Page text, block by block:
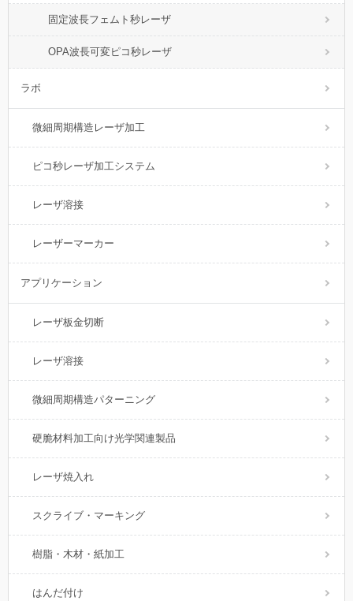
固定波長フェムト秒レーザ
OPA波長可変ピコ秒レーザ
ラボ
微細周期構造レーザ加工
ピコ秒レーザ加工システム
レーザ溶接
レーザーマーカー
アプリケーション
レーザ板金切断
レーザ溶接
微細周期構造パターニング
硬脆材料加工向け光学関連製品
レーザ焼入れ
スクライブ・マーキング
樹脂・木材・紙加工
はんだ付け